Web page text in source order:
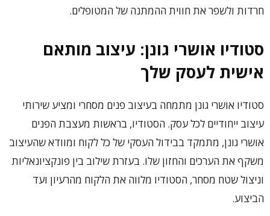
חרדות ולשפר את חווית ההמתנה של המטופלים.
סטודיו אושרי גונן: עיצוב מותאם
אישית לעסק שלך
סטודיו אושרי גונן מתמחה בעיצוב פנים מסחרי ומציע שירותי
עיצוב ייחודיים לכל עסק. הסטודיו, בראשות מעצבת הפנים
אושרי גונן, מתמקד בבידול העסקי של כל לקוח ומוודא שהעיצוב
משקף את הערכים והחזון שלו. בעזרת שילוב בין פונקציונאליות
וניצול שטח מסחר, הסטודיו מלווה את הלקוח מהרעיון ועד
הביצוע.